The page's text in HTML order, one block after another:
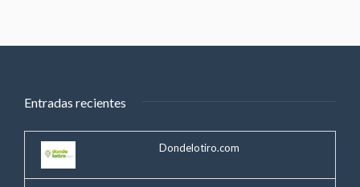
Entradas recientes
Dondelotiro.com